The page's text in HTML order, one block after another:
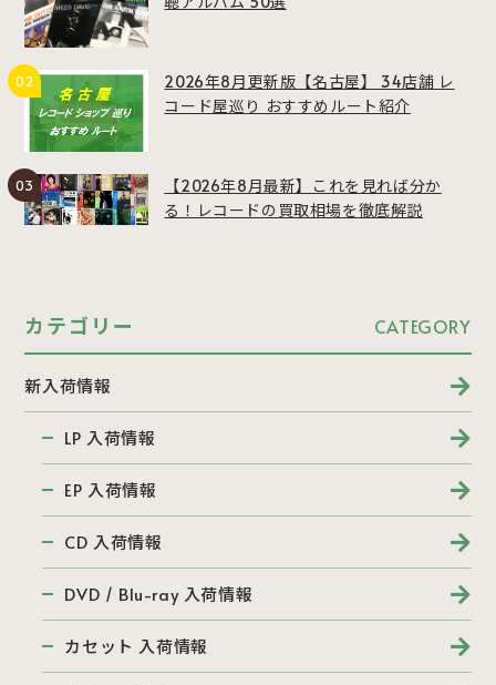
2026年8月更新版【名古屋】 34店舗 レ
コード屋巡り おすすめルート紹介
【2026年8月最新】これを見れば分か
る！レコードの買取相場を徹底解説
カテゴリー CATEGORY
新入荷情報
LP 入荷情報
EP 入荷情報
CD 入荷情報
DVD / Blu-ray 入荷情報
カセット 入荷情報